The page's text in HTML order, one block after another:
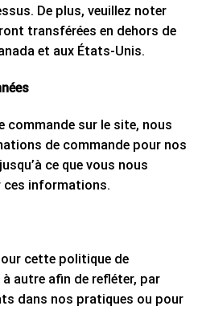
De plus, veuillez noter
transférées en dehors de
et aux États-Unis.
commande sur le site, nous
de commande pour nos
ce que vous nous
ces informations.
cette politique de
autre afin de refléter, par
dans nos pratiques ou pour